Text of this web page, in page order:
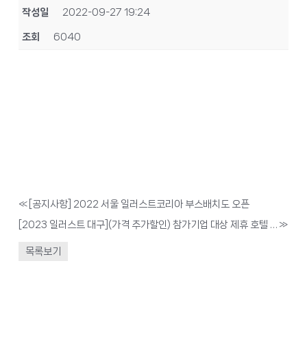
작성일 2022-09-27 19:24
조회 6040
« [공지사항] 2022 서울 일러스트코리아 부스배치도 오픈
[2023 일러스트 대구](가격 추가할인) 참가기업 대상 제휴 호텔 및 인근호텔 안내 »
목록보기